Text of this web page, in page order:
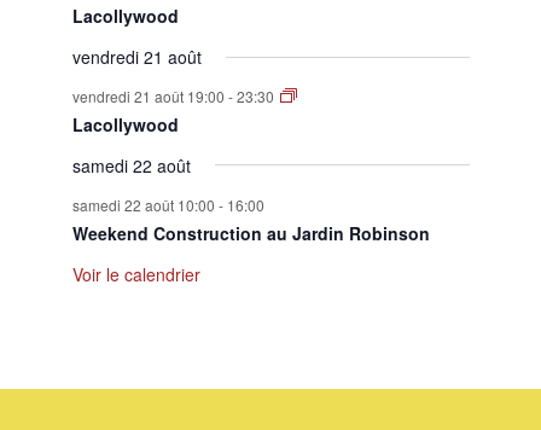
Lacollywood
vendredi 21 août
vendredi 21 août 19:00 -23:30
Lacollywood
samedi 22 août
samedi 22 août 10:00 - 16:00
Weekend Construction au Jardin Robinson
Voir le calendrier